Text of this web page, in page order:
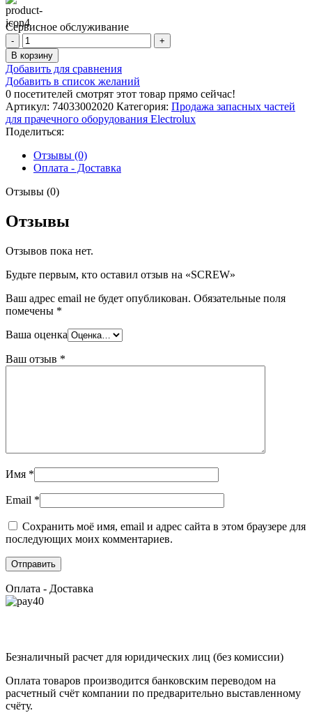
Сервисное обслуживание
Количество
товара
SCREW
В корзину
Добавить для сравнения
Добавить в список желаний
0 посетителей смотрят этот товар прямо сейчас!
Артикул: 74033002020 Категория: Продажа запасных частей
для прачечного оборудования Electrolux
Поделиться:
Отзывы (0)
Оплата - Доставка
Отзывы (0)
Отзывы
Отзывов пока нет.
Будьте первым, кто оставил отзыв на «SCREW»
Ваш адрес email не будет опубликован. Обязательные поля
помечены *
Ваша оценка
Ваш отзыв *
Имя *
Email *
Сохранить моё имя, email и адрес сайта в этом браузере для
последующих моих комментариев.
Оплата - Доставка
Безналичный расчет для юридических лиц (без комиссии)
Оплата товаров производится банковским переводом на
расчетный счёт компании по предварительно выставленному
счёту.